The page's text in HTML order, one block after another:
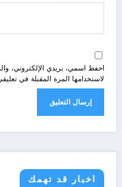
احفظ اسمي، بريدي الإلكتروني،
لاستخدامها المرة المقبلة في
اخبار قد تهمك